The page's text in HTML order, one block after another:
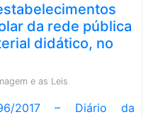
da rede pública
didático, no
e as Leis
2017 – Diário da